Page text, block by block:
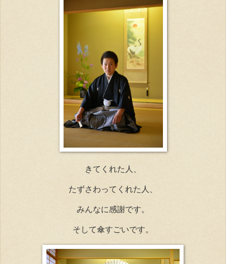
きてくれた人、
たずさわってくれた人、
みんなに感謝です。
そして傘すごいです。